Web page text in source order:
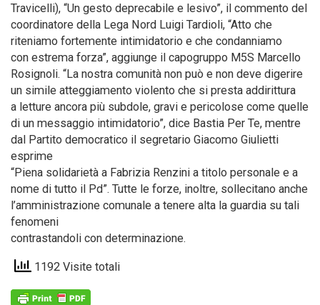
Travicelli), “Un gesto deprecabile e lesivo”, il commento del
coordinatore della Lega Nord Luigi Tardioli, “Atto che
riteniamo fortemente intimidatorio e che condanniamo
con estrema forza”, aggiunge il capogruppo M5S Marcello
Rosignoli. “La nostra comunità non può e non deve digerire
un simile atteggiamento violento che si presta addirittura
a letture ancora più subdole, gravi e pericolose come quelle
di un messaggio intimidatorio”, dice Bastia Per Te, mentre
dal Partito democratico il segretario Giacomo Giulietti
esprime
“Piena solidarietà a Fabrizia Renzini a titolo personale e a
nome di tutto il Pd”. Tutte le forze, inoltre, sollecitano anche
l’amministrazione comunale a tenere alta la guardia su tali
fenomeni
contrastandoli con determinazione.
1192 Visite totali